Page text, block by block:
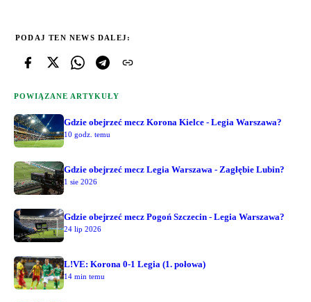
PODAJ TEN NEWS DALEJ:
POWIĄZANE ARTYKUŁY
Gdzie obejrzeć mecz Korona Kielce - Legia Warszawa?
10 godz. temu
Gdzie obejrzeć mecz Legia Warszawa - Zagłębie Lubin?
1 sie 2026
Gdzie obejrzeć mecz Pogoń Szczecin - Legia Warszawa?
24 lip 2026
L!VE: Korona 0-1 Legia (1. połowa)
14 min temu